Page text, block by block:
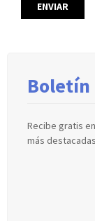
Recibe gratis
más